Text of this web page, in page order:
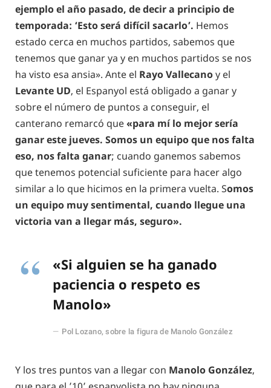
ejemplo el año pasado, de decir a principio de
temporada: ‘Esto será difícil sacarlo’. Hemos
estado cerca en muchos partidos, sabemos que
tenemos que ganar ya y en muchos partidos se nos
ha visto esa ansia». Ante el Rayo Vallecanoy el
Levante UD, el Espanyol está obligado a ganar y
sobre el número de puntos a conseguir, el
canterano remarcó que«para mí lo mejor sería
ganar este jueves. Somos un equipo que nos falta
eso, nos falta ganar; cuando ganemos sabemos
que tenemos potencial suficiente para hacer algo
similar a lo que hicimos en la primera vuelta. Somos
un equipo muy sentimental, cuando llegue una
victoria van a llegar más, seguro».
«Si alguien se ha ganado
paciencia o respeto es
Manolo»
Pol Lozano, sobre la figura de Manolo González
Y los tres puntos van a llegar con Manolo González,